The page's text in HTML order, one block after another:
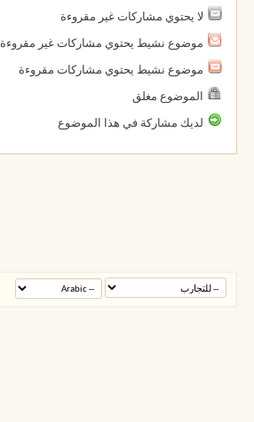
لا يحتوي مشاركات غير مقروءة
موضوع نشيط يحتوي مشاركات غير مقروءة
موضوع نشيط يحتوي مشاركات مقروءة
الموضوع مغلق
لديك مشاركة في هذا الموضوع